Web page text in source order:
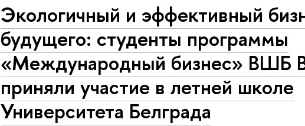
Экологичный и эффективный
будущего: студенты программы
«Международный бизнес»
приняли участие в летней школе
Университета Белграда